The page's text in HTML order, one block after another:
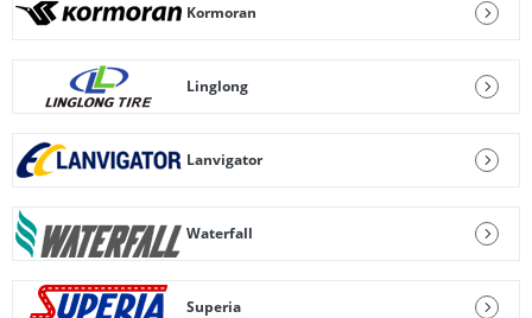
Kormoran
Linglong
Lanvigator
Waterfall
Superia